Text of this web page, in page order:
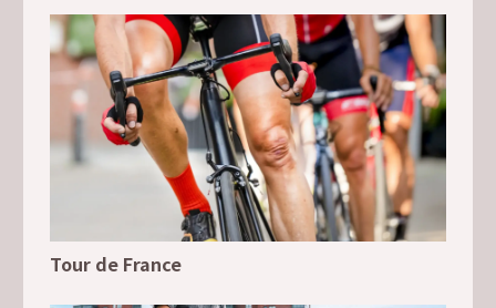
Tour de France